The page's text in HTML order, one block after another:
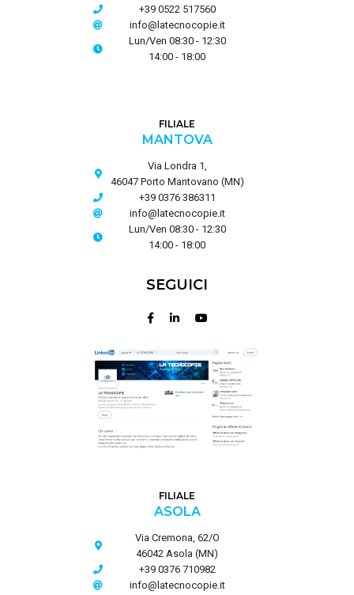
+39 0522 517560
info@latecnocopie.it
Lun/Ven 08:30 - 12:30
14:00 - 18:00
FILIALE
MANTOVA
Via Londra 1,
46047 Porto Mantovano (MN)
+39 0376 386311
info@latecnocopie.it
Lun/Ven 08:30 - 12:30
14:00 - 18:00
SEGUICI
FILIALE
ASOLA
Via Cremona, 62/O
46042 Asola (MN)
+39 0376 710982
info@latecnocopie.it